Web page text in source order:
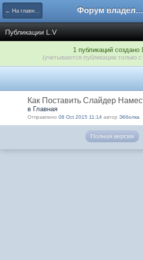
← На главную Форум владельцев интернет-магазинов
Публикации L.V
1 публикаций создано
(учитываются публикации только
Как Поставить Слайдер
в Главная
Отправлено 08 Oct 2015 11:14 автор Эбболка
Полная версия